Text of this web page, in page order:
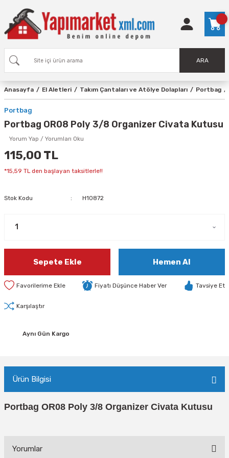
ARA
Anasayfa El Aletleri Takım Çantaları ve Atölye Dolapları Portbag
Portbag
Portbag OR08 Poly 3/8 Organizer Civata Kutusu
Yorum Yap / Yorumları Oku
115,00 TL
*15,59 TL den başlayan taksitlerle!!
Stok Kodu H10872
Sepete Ekle Hemen Al
Fiyatı Düşünce Haber Ver Tavsiye Et
Karşılaştır
Aynı Gün Kargo
Ürün Bilgisi
Portbag OR08 Poly 3/8 Organizer Civata Kutusu
Yorumlar